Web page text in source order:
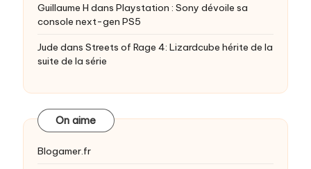
Guillaume H dans Playstation : Sony dévoile sa
console next-gen PS5
Jude dans Streets of Rage 4: Lizardcube hérite de la
suite de la série
On aime
Blogamer.fr